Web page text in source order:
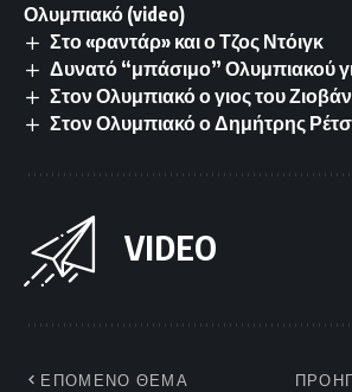
Ολυμπιακό (video)
Στο «ραντάρ» και ο Τζος Ντόιγκ
Δυνατό “μπάσιμο” Ολυμπιακού
Στον Ολυμπιακό ο γιος του
Στον Ολυμπιακό ο Δημήτρης
VIDEO
ΕΠΟΜΕΝΟ ΘΕΜΑ